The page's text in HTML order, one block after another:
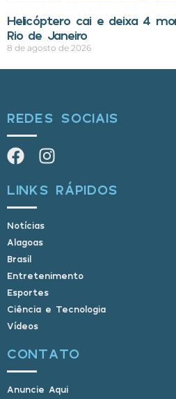
Helicóptero cai e deixa 4
Rio de Janeiro
8 de agosto de 2026
REDES SOCIAIS
LINKS RÁPIDOS
Notícias
Alagoas
Brasil
Entretenimento
Esportes
Ciência e Tecnologia
Vídeos
CONTATO
Anuncie Aqui